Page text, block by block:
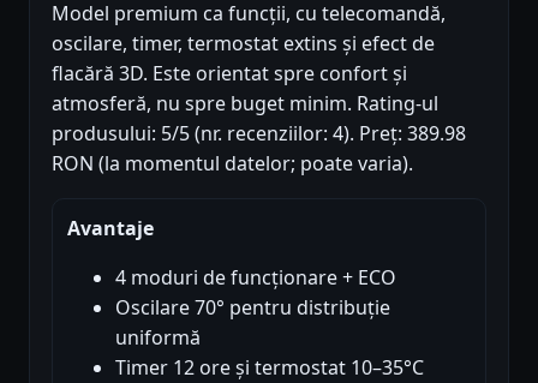
Model premium ca funcții, cu telecomandă,
oscilare, timer, termostat extins și efect de
flacără 3D. Este orientat spre confort și
atmosferă, nu spre buget minim. Rating-ul
produsului: 5/5 (nr. recenziilor: 4). Preț: 389.98
RON (la momentul datelor; poate varia).
Avantaje
4 moduri de funcționare + ECO
Oscilare 70° pentru distribuție
uniformă
Timer 12 ore și termostat 10–35°C